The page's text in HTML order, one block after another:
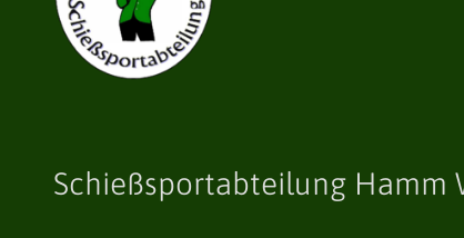
Schießsportabteilung Hamm